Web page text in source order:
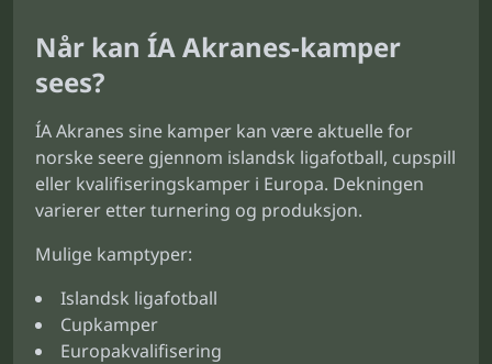
Når kan ÍA Akranes-kamper
sees?
ÍA Akranes sine kamper kan være aktuelle for
norske seere gjennom islandsk ligafotball, cupspill
eller kvalifiseringskamper i Europa. Dekningen
varierer etter turnering og produksjon.
Mulige kamptyper:
Islandsk ligafotball
Cupkamper
Europakvalifisering